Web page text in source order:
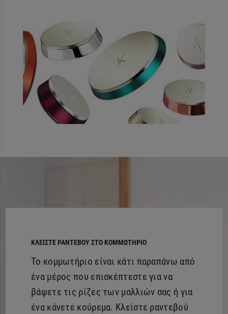
ΚΛΕΊΣΤΕ ΡΑΝΤΕΒΟΎ ΣΤΟ ΚΟΜΜΩΤΉΡΙΟ
Το κομμωτήριο είναι κάτι παραπάνω από
ένα μέρος που επισκέπτεστε για να
βάψετε τις ρίζες των μαλλιών σας ή για
ένα κάνετε κούρεμα. Κλείστε ραντεβού